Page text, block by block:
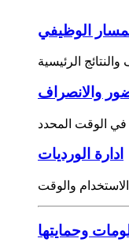
الوظيفي
والانصراف
في الوقت المحدد
ادارة الورديات
والوقت
وحمايتها